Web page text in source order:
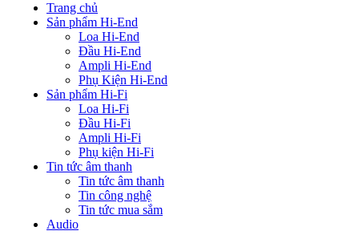
Trang chủ
Sản phẩm Hi-End
Loa Hi-End
Đầu Hi-End
Ampli Hi-End
Phụ Kiện Hi-End
Sản phẩm Hi-Fi
Loa Hi-Fi
Đầu Hi-Fi
Ampli Hi-Fi
Phụ kiện Hi-Fi
Tin tức âm thanh
Tin tức âm thanh
Tin công nghệ
Tin tức mua sắm
Audio